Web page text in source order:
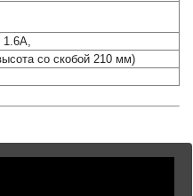
со скобой 210 мм)